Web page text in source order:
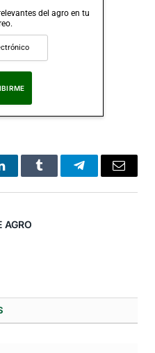
del agro en tu
Tumblr TelegramCorreo
AGRO